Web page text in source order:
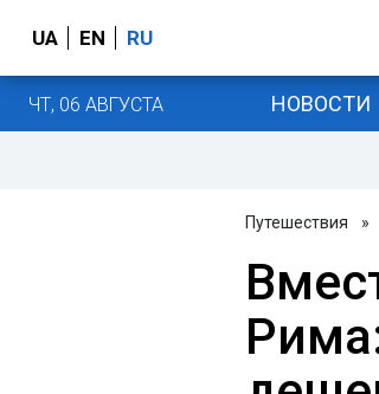
UA EN RU
ЧТ, 06 АВГУСТА НОВОСТИ
Путешествия »